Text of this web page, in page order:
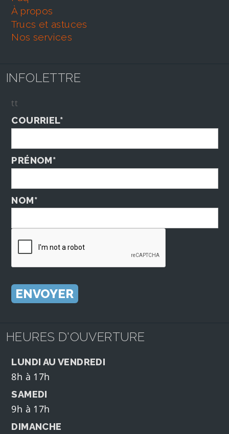
À propos
trucs et astuces
nos services
INFOLETTRE
tt
COURRIEL*
PRÉNOM*
NOM*
HEURES D'OUVERTURE
LUNDI AU VENDREDI
8h à 17h
SAMEDI
9h à 17h
DIMANCHE